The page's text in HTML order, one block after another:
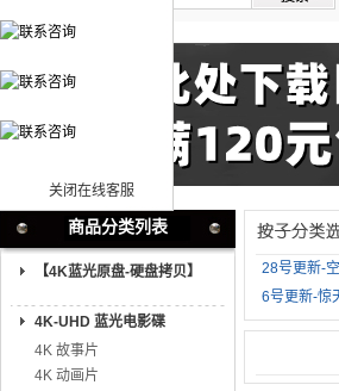
关闭在线客服
商品分类列表
【4K蓝光原盘-硬盘拷贝】
4K-UHD 蓝光电影碟
4K 故事片
4K 动画片
28号更新-
6号更新-惊